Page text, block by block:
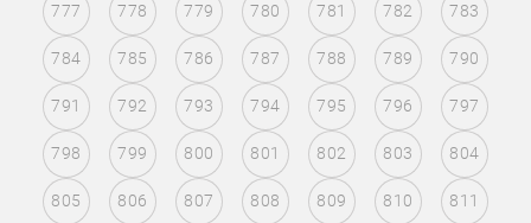
777 778 779 780 781 782 783
784 785 786 787 788 789 790
791 792 793 794 795 796 797
798 799 800 801 802 803 804
805 806 807 808 809 810 811